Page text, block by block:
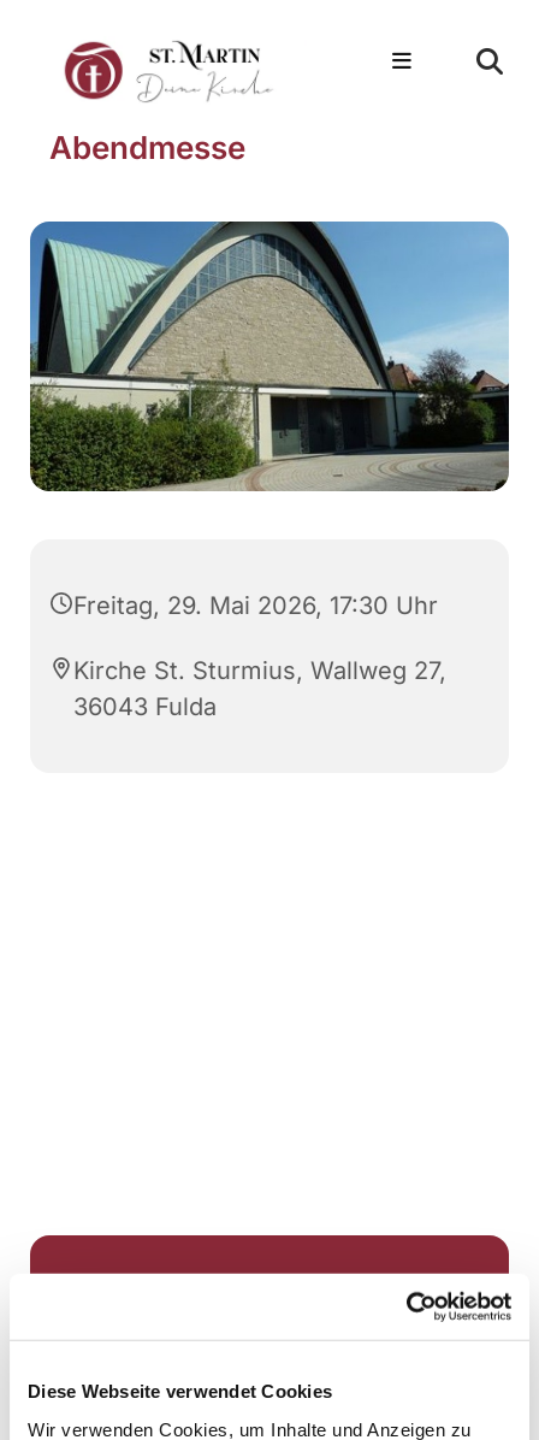
Diese Webseite verwendet Cookies
Wir verwenden Cookies, um Inhalte und Anzeigen zu
Abendmesse
Freitag, 29. Mai 2026, 17:30 Uhr
Kirche St. Sturmius, Wallweg 27,
36043 Fulda
Dies könnte Sie auch
interessieren